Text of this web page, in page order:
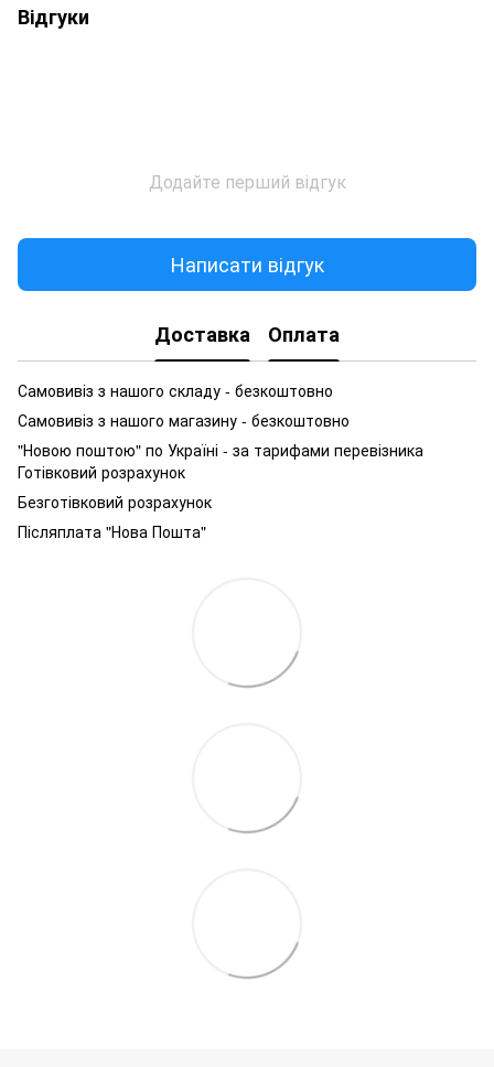
Відгуки
Додайте перший відгук
Написати відгук
Доставка Оплата
Самовивіз з нашого складу - безкоштовно
Самовивіз з нашого магазину - безкоштовно
"Новою поштою" по Україні - за тарифами перевізника
Готівковий розрахунок
Безготівковий розрахунок
Післяплата "Нова Пошта"